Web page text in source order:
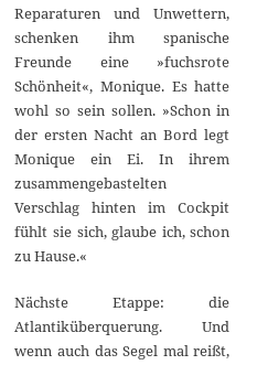
Reparaturen und Unwettern,
schenken ihm spanische
Freunde eine »fuchsrote
Schönheit«, Monique. Es hatte
wohl so sein sollen. »Schon in
der ersten Nacht an Bord legt
Monique ein Ei. In ihrem
zusammengebastelten
Verschlag hinten im Cockpit
fühlt sie sich, glaube ich, schon
zu Hause.«
Nächste Etappe: die
Atlantiküberquerung. Und
wenn auch das Segel mal reißt,